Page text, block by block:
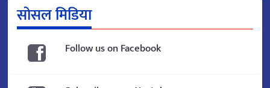
सोसल मिडिया
Follow us on Facebook